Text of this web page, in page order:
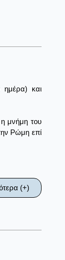
ημέρα) και
η μνήμη του
Ρώμη επί
(+)